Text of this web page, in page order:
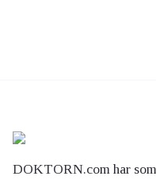
DOKTORN.com har